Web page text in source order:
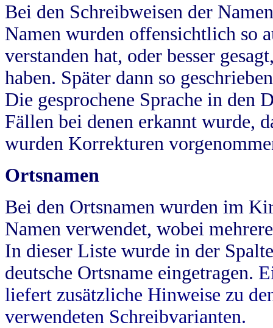
Bei den Schreibweisen der
Namen wurden offensichtlich so
verstanden hat, oder besser
haben. Später dann so
Die gesprochene Sprache in
Fällen bei denen erkannt wurde,
wurden Korrekturen
Ortsnamen
Bei den Ortsnamen wurden im
Namen verwendet, wobei
In dieser Liste wurde in der
deutsche Ortsname eingetragen.
liefert zusätzliche Hinweise zu
verwendeten Schreibvarianten.